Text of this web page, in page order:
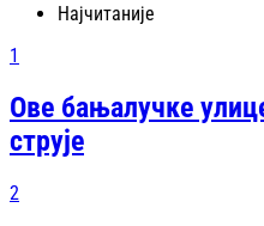
Најчитаније
1
Ове бањалучке
струје
2